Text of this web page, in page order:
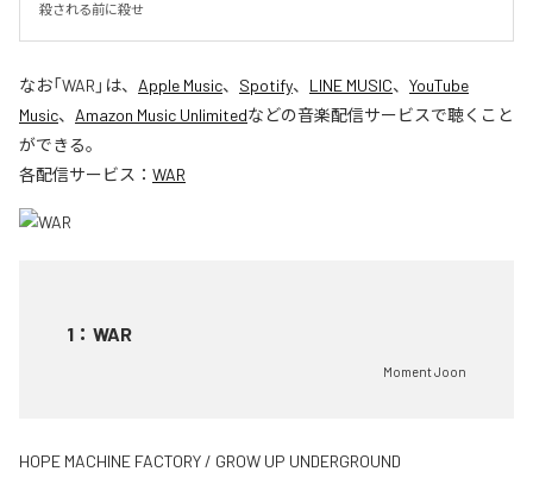
殺される前に殺せ
なお「WAR 」は、 Apple Music、 Spotify、 LINE MUSIC、 YouTube
Music、 Amazon Music Unlimitedなどの音楽配信サービスで聴くこと
ができる。
各配信サービス： WAR
1 ： WAR
Moment Joon
HOPE MACHINE FACTORY / GROW UP UNDERGROUND